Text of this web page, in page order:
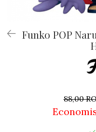
Funko POP
88,00